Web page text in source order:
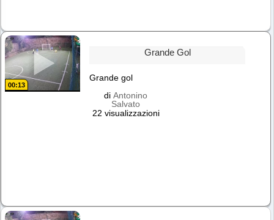
00:13
Grande Gol
Grande gol
diAntonino
Salvato
22 visualizzazioni